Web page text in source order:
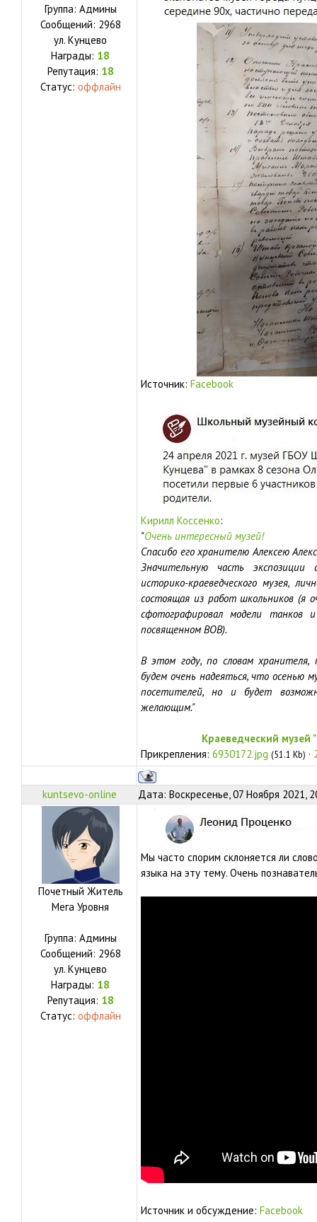
Группа: Админы
Сообщений: 2968
ул. Кунцево
Награды: 18
Репутация: 18
Статус: оффлайн
Источник: Facebook
Кирилл Коссенко:
"Очень интересный музей!
Спасибо его хранителю Алексею
Значительную часть
историко-краеведческого музея,
состоящая из работ школьников (я
сфотографировал модели танков
посвященном ВОВ).
В этом году, по словам
будем очень надеяться, что осенью
посетителей, но и будет
желающим."
Краеведческий музей
Прикрепления: 6930172.jpg (51.1 Kb) ·
kuntsevo-online Дата: Воскресенье, 07 Ноября 2021,
Почетный Житель
Мега Уровня
Группа: Админы
Сообщений: 2968
ул. Кунцево
Награды: 18
Репутация: 18
Статус: оффлайн
Мы часто спорим склоняется ли
языка на эту тему. Очень
Источник и обсуждение: Facebook